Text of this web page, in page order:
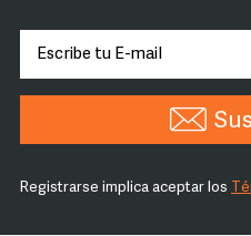
Registrarse implica aceptar los